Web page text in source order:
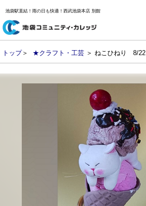
池袋駅直結！雨の日も快適！西武池袋本店 別館
トップ＞ ★クラフト・工芸 ＞ ねこひねり 8/22